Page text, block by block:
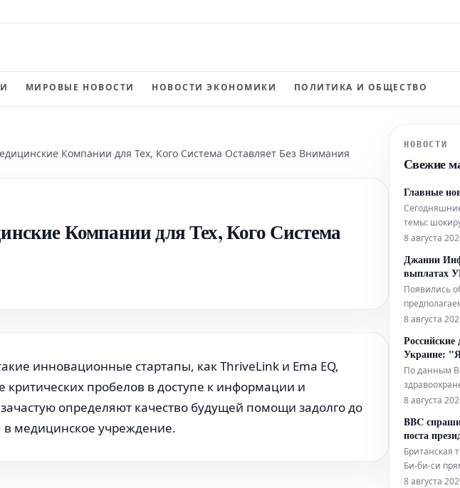
МИРОВЫЕ НОВОСТИ НОВОСТИ ЭКОНОМИКИ ПОЛИТИКА И ОБЩЕСТВО
Компании для Тех, Кого Система Оставляет Без Внимания
Компании для Тех, Кого Система
инновационные стартапы, как ThriveLink и Ema EQ,
критических пробелов в доступе к информации и
определяют качество будущей помощи задолго до
в медицинское учреждение.
НОВОСТИ
Свежие
Главные
темы:
также
планов по
углерода
8 августа
Джанни
выплатах
Появились
когда он
президента
8 августа
Украине:
умру"
По данным
скорой
указывает
часть
8 августа
BBC
поста
Британская
Би-би-си
Инфантино,
8 августа